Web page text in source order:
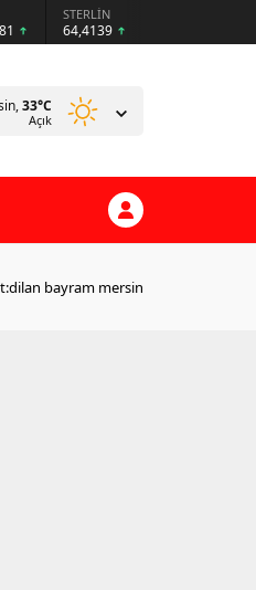
STERLİN
64,4139
33°C
Açık
bayram mersin